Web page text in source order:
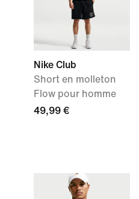
Nike Club
Short en molleton
Flow pour homme
49,99 €